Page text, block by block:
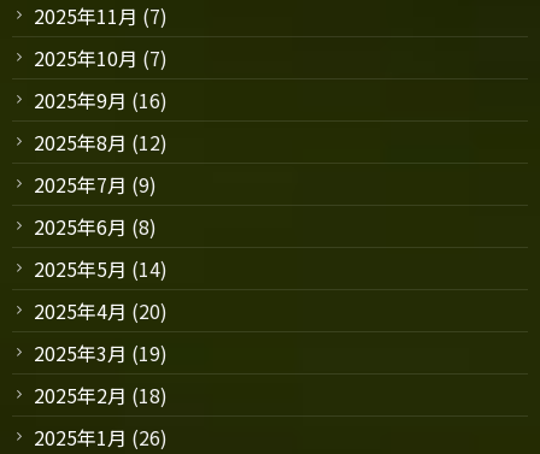
2025年11月 (7)
2025年10月 (7)
2025年9月 (16)
2025年8月 (12)
2025年7月 (9)
2025年6月 (8)
2025年5月 (14)
2025年4月 (20)
2025年3月 (19)
2025年2月 (18)
2025年1月 (26)